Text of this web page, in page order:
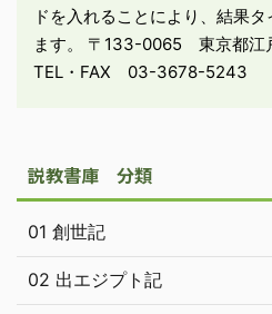
ドを入れることにより、結果
ます。 〒133-0065 東京都江
TEL・FAX 03-3678-5243
説教書庫 分類
01 創世記
02 出エジプト記